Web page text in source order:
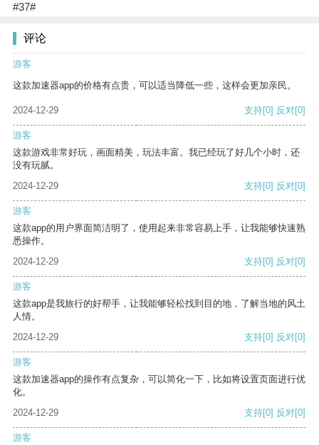
#37#
评论
游客
这款加速器app的价格有点贵，可以适当降低一些，这样会更加亲民。
2024-12-29 支持[0] 反对[0]
游客
这款游戏非常好玩，画面精美，玩法丰富。我已经玩了好几个小时，还
没有玩腻。
2024-12-29
支持[0] 反对[0]
游客
这款app的用户界面简洁明了，使用起来非常容易上手，让我能够快速熟
悉操作。
2024-12-29
支持[0] 反对[0]
游客
这款app是我旅行的好帮手，让我能够轻松找到目的地，了解当地的风土
人情。
2024-12-29
支持[0] 反对[0]
游客
这款加速器app的操作有点复杂，可以简化一下，比如将设置页面进行优
化。
2024-12-29
支持[0] 反对[0]
游客